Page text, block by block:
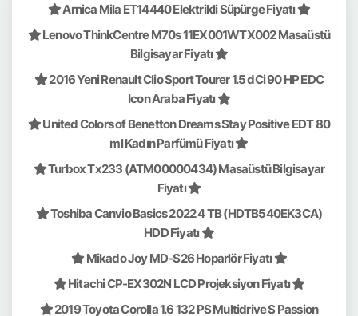
Arnica Mila ET14440 Elektrikli Süpürge Fiyatı
Lenovo ThinkCentre M70s 11EX001WTX002 Masaüstü
Bilgisayar Fiyatı
2016 Yeni Renault Clio Sport Tourer 1.5 dCi 90 HP EDC
Icon Araba Fiyatı
United Colors of Benetton Dreams Stay Positive EDT 80
ml Kadın Parfümü Fiyatı
Turbox Tx233 (ATM00000434) Masaüstü Bilgisayar
Fiyatı
Toshiba Canvio Basics 2022 4 TB (HDTB540EK3CA)
HDD Fiyatı
Mikado Joy MD-S26 Hoparlör Fiyatı
Hitachi CP-EX302N LCD Projeksiyon Fiyatı
2019 Toyota Corolla 1.6 132 PS Multidrive S Passion